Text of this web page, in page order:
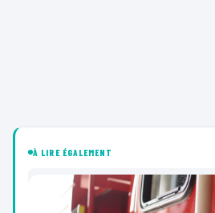
À LIRE ÉGALEMENT